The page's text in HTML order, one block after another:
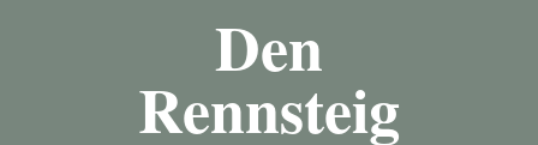
Den
Rennsteig